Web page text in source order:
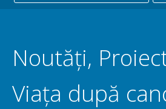
Noutăți,
Viața după